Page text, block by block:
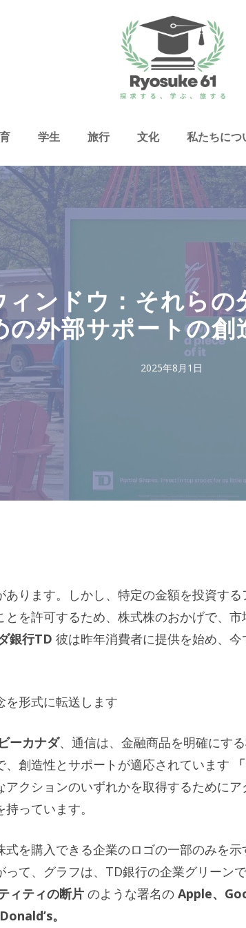
学生 旅行 文化 私たちにつ
ンドウ：それら
の外部サポートの創
2025年8月1日
ります。しかし、特定の金額を投資す
とを許可するため、株式株のおかげで、
銀行TD 彼は昨年消費者に提供を始め、
を形式に転送します
ーカナダ、通信は、金融商品を明確にす
創造性とサポートが適応されています
クションのいずれかを取得するためにア
っています。
を購入できる企業のロゴの一部のみを
て、グラフは、TD銀行の企業グリーン
ィティの断片 のような署名の Apple、
。